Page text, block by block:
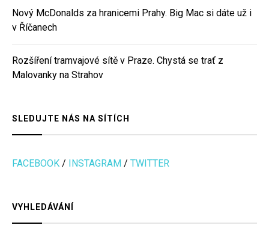
Nový McDonalds za hranicemi Prahy. Big Mac si dáte už i
v Říčanech
Rozšíření tramvajové sítě v Praze. Chystá se trať z
Malovanky na Strahov
SLEDUJTE NÁS NA SÍTÍCH
FACEBOOK / INSTAGRAM / TWITTER
VYHLEDÁVÁNÍ